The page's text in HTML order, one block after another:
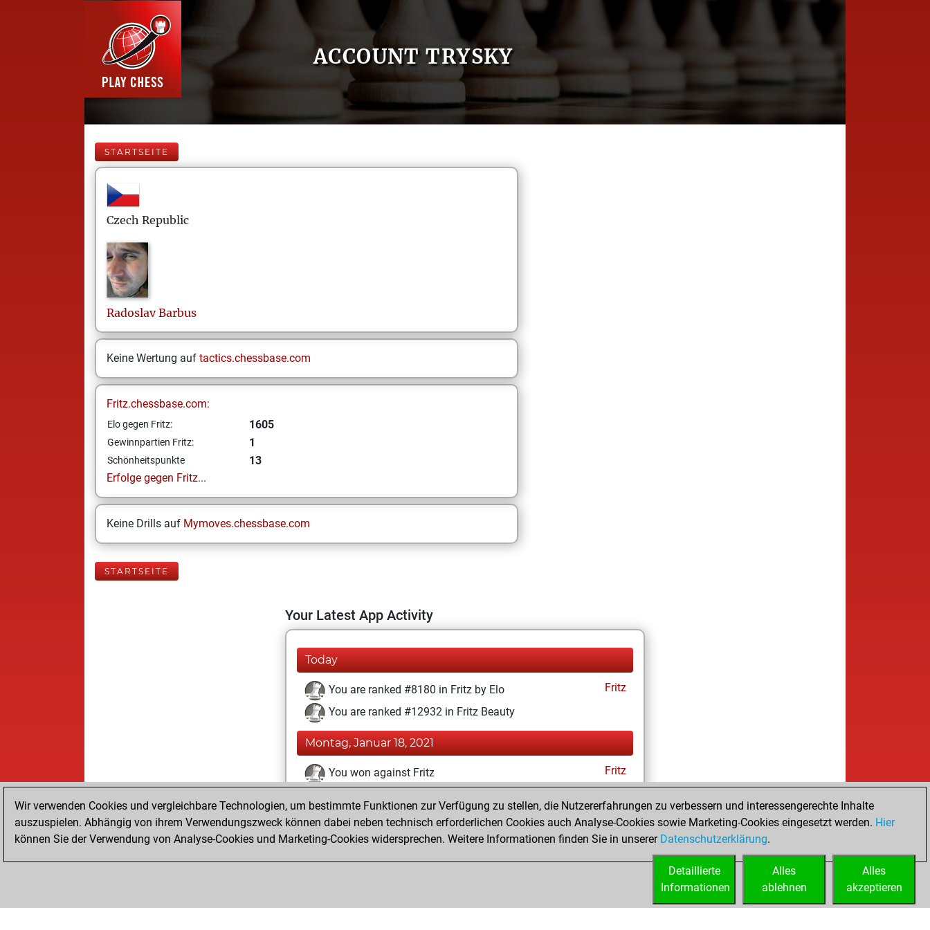
ACCOUNT TRYSKY
STARTSEITE
Czech Republic
Radoslav Barbus
Keine Wertung auf tactics.chessbase.com
Fritz.chessbase.com:
Elo gegen Fritz: 1605
Gewinnpartien Fritz: 1
Schönheitspunkte
13
Erfolge gegen Fritz...
Keine Drills auf Mymoves.chessbase.com
STARTSEITE
Your Latest App Activity
Today
You are ranked #8180 in Fritz by Elo
Fritz
You are ranked #12932 in Fritz Beauty
Montag, Januar 18, 2021
You won against Fritz
Fritz
You achieved a new Elo of 1605
You created your Fritz account
Wir verwenden Cookies und vergleichbare Technologien, um bestimmte Funktionen zur Verfügung zu stellen, die Nutzererfahrungen zu verbessern und interessengerechte Inhalte
auszuspielen. Abhängig von ihrem Verwendungszweck können dabei neben technisch erforderlichen Cookies auch Analyse-Cookies sowie Marketing-Cookies eingesetzt werden. Hier
können Sie der Verwendung von Analyse-Cookies und Marketing-Cookies widersprechen. Weitere Informationen finden Sie in unserer Datenschutzerklärung.
Alles
akzeptieren
Alles
ablehnen
Detaillierte
Informationen